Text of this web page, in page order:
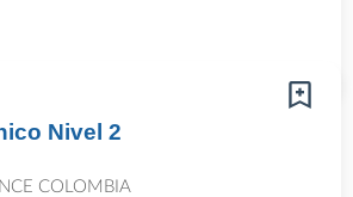
Nivel 2
COLOMBIA